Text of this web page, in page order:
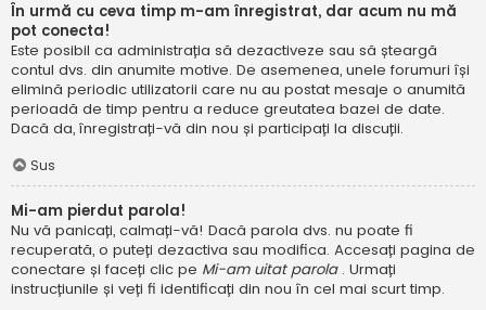
În urmă cu ceva timp m-am înregistrat, dar acum nu mă
pot conecta!
Este posibil ca administrația să dezactiveze sau să șteargă
contul dvs. din anumite motive. De asemenea, unele forumuri își
elimină periodic utilizatorii care nu au postat mesaje o anumită
perioadă de timp pentru a reduce greutatea bazei de date.
Dacă da, înregistrați-vă din nou și participați la discuții.
Sus
Mi-am pierdut parola!
Nu vă panicați, calmați-vă! Dacă parola dvs. nu poate fi
recuperată, o puteți dezactiva sau modifica. Accesați pagina de
conectare și faceți clic pe Mi-am uitat parola . Urmați
instrucțiunile și veți fi identificați din nou în cel mai scurt timp.